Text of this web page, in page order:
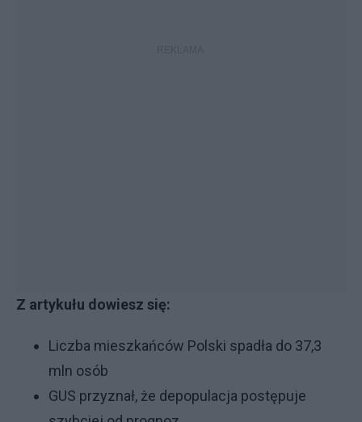
Z artykułu dowiesz się:
Liczba mieszkańców Polski spadła do 37,3
mln osób
GUS przyznał, że depopulacja postępuje